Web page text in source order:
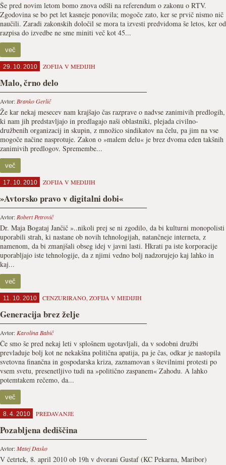
Še pred novim letom bomo znova odšli na referendum o zakonu o RTV.
Zgodovina se bo pet let kasneje ponovila; mogoče zato, ker se prvič nismo nič
naučili. Zaradi zakonskih določil se mora ta izvesti predvidoma še letos, ker od
razpisa do izvedbe ne sme miniti več kot 45...
več
29. 10. 2010 ZOFIJA V MEDIJIH
Malo, črno delo
Avtor: Branko Gerlič
Že kar nekaj mesecev nam krajšajo čas razprave o nadvse zanimivih predlogih,
ki nam jih predstavljajo in predlagajo naši oblastniki, plejada civilno-
družbenih organizacij in skupin, z množico sindikatov na čelu, pa jim na vse
mogoče načine nasprotuje. Zakon o »malem delu« je brez dvoma eden takšnih
zanimivih predlogov. Spremembe...
več
17. 10. 2010 ZOFIJA V MEDIJIH
»Avtorsko pravo v digitalni dobi«
Avtor: Robert Petrovič
Dr. Maja Bogataj Jančič »..nikoli prej se ni zgodilo, da bi kulturni monopolisti
uporabili strah, ki nastane ob novih tehnologijah, natančneje interneta, z
namenom, da bi zmanjšali obseg idej v javni lasti. Hkrati pa iste korporacije
uporabljajo iste tehnologije, da z njimi vedno bolj nadzorujejo kaj lahko in
kaj...
več
11. 10. 2010 CENZURIRANO, ZOFIJA V MEDIJIH
Generacija brez želje
Avtor: Karolina Babič
Če smo še pred nekaj leti v splošnem ugotavljali, da v sodobni družbi
prevladuje bolj kot ne nekakšna politična apatija, pa je čas, odkar je nastopila
svetovna finančna in gospodarska kriza, zaznamovan s številnimi protesti po
vsem svetu, presenetljivo tudi na »politično zaspanem« Zahodu. A lahko
potemtakem rečemo, da...
več
8. 4. 2010 PREDAVANJE
Pozabljena dediščina
Avtor:Matej Dasko
V četrtek, 8. april 2010 ob 19h v dvorani Gustaf (KC Pekarna, Maribor)